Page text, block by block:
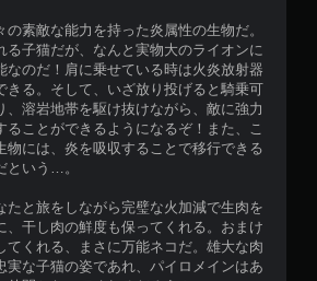
素敵な能力を持った炎属性の生物だ。
る子猫だが、なんと実物大のライオンに
なのだ！肩に乗せている時は火炎放射器
きる。そして、いざ放り投げると騎乗可
、溶岩地帯を駆け抜けながら、敵に強力
ることができるようになるぞ！また、こ
物には、炎を吸収することで移行できる
という…。
たと旅をしながら完璧な火加減で生肉を
、干し肉の鮮度も保ってくれる。おまけ
てくれる、まさに万能ネコだ。雄大な肉
実な子猫の姿であれ、パイロメインはあ